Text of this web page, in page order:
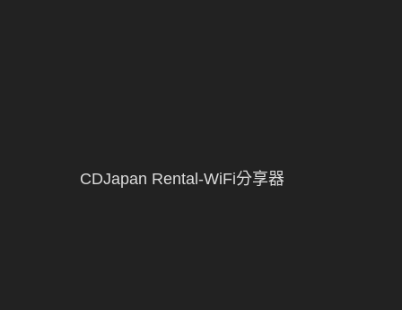
CDJapan Rental-WiFi分享器